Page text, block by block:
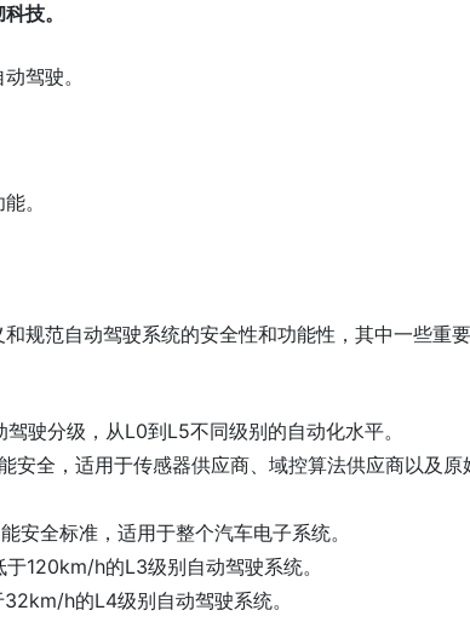
技。
驾驶。
。
规范自动驾驶系统的安全性和功能性，其中一些重
驶分级，从L0到L5不同级别的自动化水平。
安全，适用于传感器供应商、域控算法供应商以及原
安全标准，适用于整个汽车电子系统。
120km/h的L3级别自动驾驶系统。
h的L4级别自动驾驶系统。